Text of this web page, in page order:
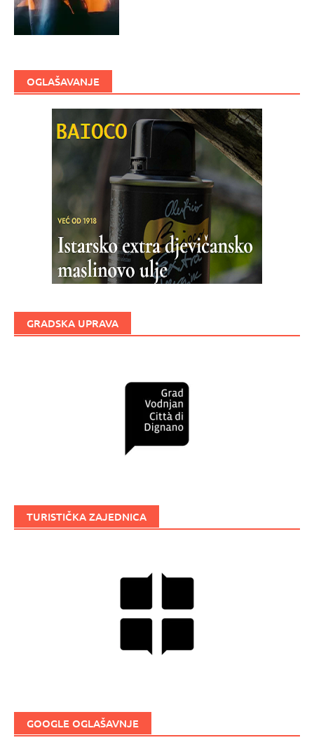
OGLAŠAVANJE
GRADSKA UPRAVA
TURISTIČKA ZAJEDNICA
GOOGLE OGLAŠAVNJE